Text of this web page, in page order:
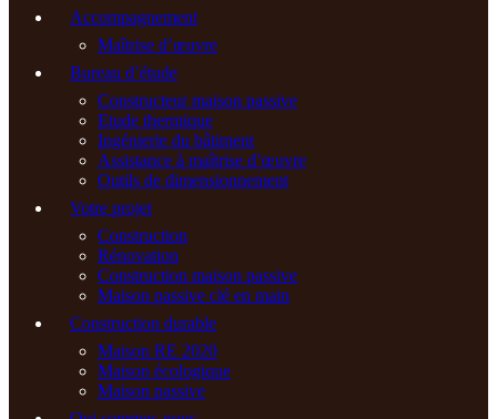
Accompagnement
Maîtrise d’œuvre
Bureau d’étude
Constructeur maison passive
Etude thermique
Ingénierie du bâtiment
Assistance à maîtrise d’œuvre
Outils de dimensionnement
Votre projet
Construction
Rénovation
Construction maison passive
Maison passive clé en main
Construction durable
Maison RE 2020
Maison écologique
Maison passive